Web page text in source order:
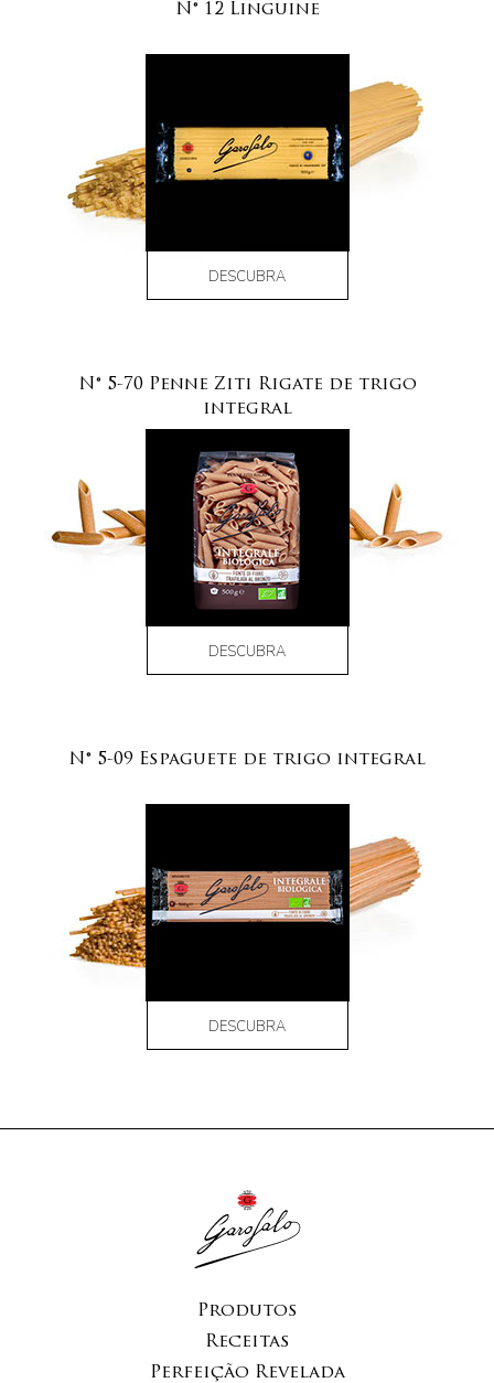
N° 12 Linguine
DESCUBRA
N° 5-70 Penne Ziti Rigate de trigo
integral
DESCUBRA
N° 5-09 Espaguete de trigo integral
DESCUBRA
Produtos
Receitas
Perfeição Revelada